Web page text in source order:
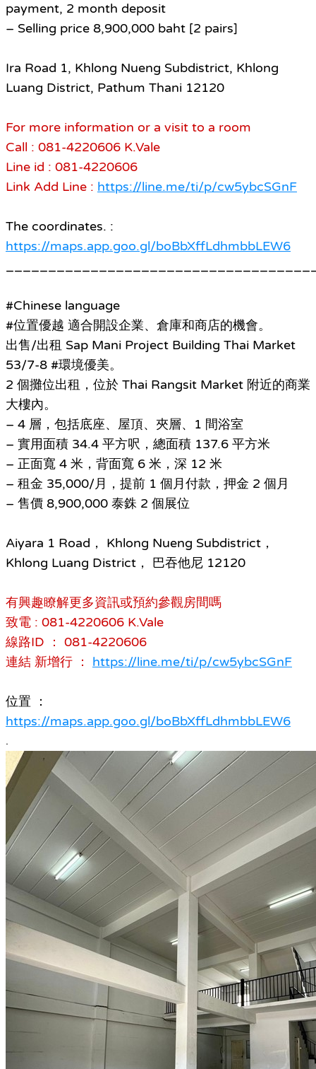
payment, 2 month deposit
– Selling price 8,900,000 baht [2 pairs]
Ira Road 1, Khlong Nueng Subdistrict, Khlong
Luang District, Pathum Thani 12120
For more information or a visit to a room
Call : 081-4220606 K.Vale
Line id : 081-4220606
Link Add Line : https://line.me/ti/p/cw5ybcSGnF
The coordinates. :
https://maps.app.goo.gl/boBbXffLdhmbbLEW6
#Chinese language
#位置優越 適合開設企業、倉庫和商店的機會。
出售/出租 Sap Mani Project Building Thai Market
53/7-8 #環境優美。
2 個攤位出租，位於 Thai Rangsit Market 附近的商業
大樓內。
– 4 層，包括底座、屋頂、夾層、1 間浴室
– 實用面積 34.4 平方呎，總面積 137.6 平方米
– 正面寬 4 米，背面寬 6 米，深 12 米
– 租金 35,000/月，提前 1 個月付款，押金 2 個月
– 售價 8,900,000 泰銖 2 個展位
Aiyara 1 Road， Khlong Nueng Subdistrict，
Khlong Luang District， 巴吞他尼 12120
有興趣瞭解更多資訊或預約參觀房間嗎
致電 : 081-4220606 K.Vale
線路ID ： 081-4220606
連結 新增行 ： https://line.me/ti/p/cw5ybcSGnF
位置 ：
https://maps.app.goo.gl/boBbXffLdhmbbLEW6
.